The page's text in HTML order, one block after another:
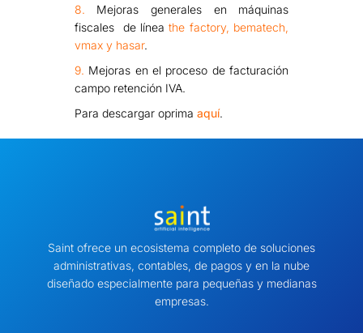
8. Mejoras generales en máquinas
fiscales de línea the factory, bematech,
vmax y hasar.
9. Mejoras en el proceso de facturación
campo retención IVA.
Para descargar oprima aquí.
Saint ofrece un ecosistema completo de soluciones
administrativas, contables, de pagos y en la nube
diseñado especialmente para pequeñas y medianas
empresas.